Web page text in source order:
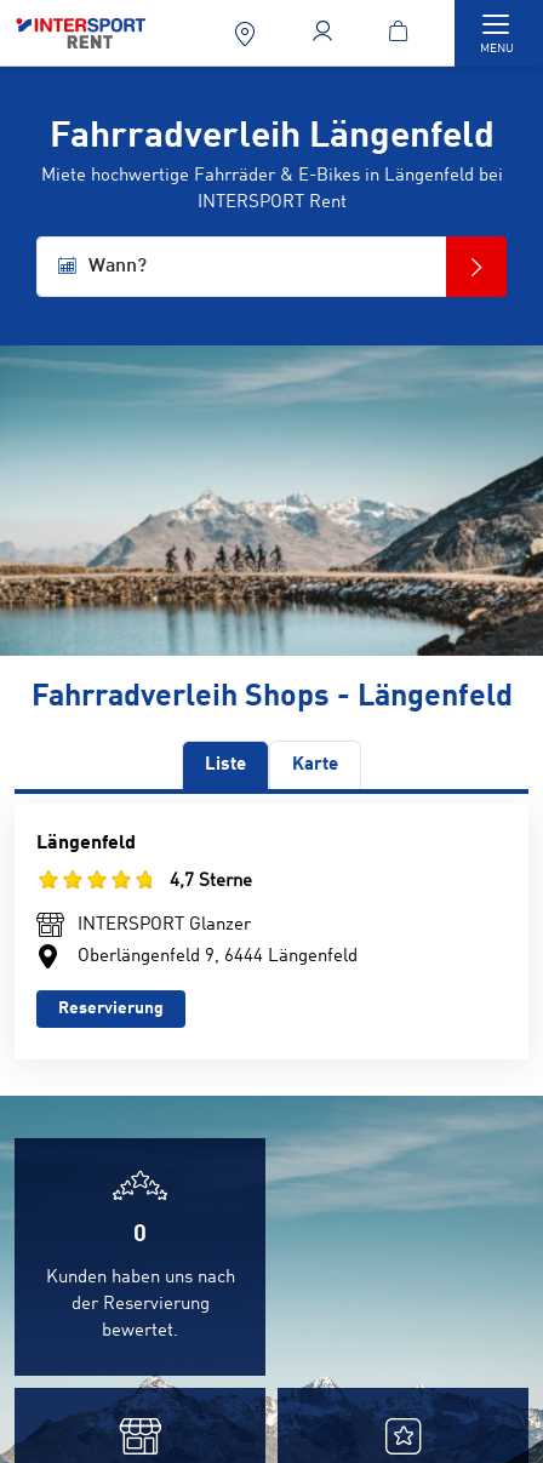
MENU
Fahrradverleih Längenfeld
Miete hochwertige Fahrräder & E-Bikes in Längenfeld bei
INTERSPORT Rent
Wann?
Fahrradverleih Shops - Längenfeld
Liste Karte
Längenfeld
4,7 Sterne
INTERSPORT Glanzer
Oberlängenfeld 9, 6444 Längenfeld
Reservierung
0
Kunden haben uns nach
der Reservierung
bewertet.